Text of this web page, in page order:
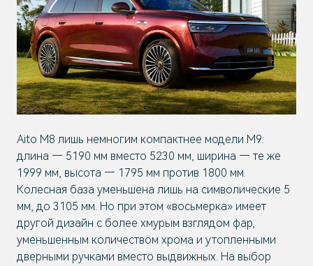
Aito M8 лишь немногим компактнее модели M9:
длина — 5190 мм вместо 5230 мм, ширина — те же
1999 мм, высота — 1795 мм против 1800 мм.
Колесная база уменьшена лишь на символические 5
мм, до 3105 мм. Но при этом «восьмерка» имеет
другой дизайн с более хмурым взглядом фар,
уменьшенным количеством хрома и утопленными
дверными ручками вместо выдвижных. На выбор